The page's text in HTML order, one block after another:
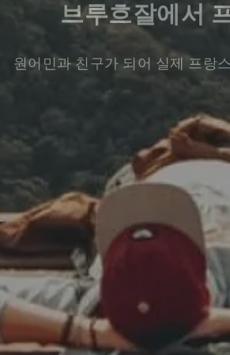
브루흐잘에서
원어민과 친구가 되어 실제 프랑